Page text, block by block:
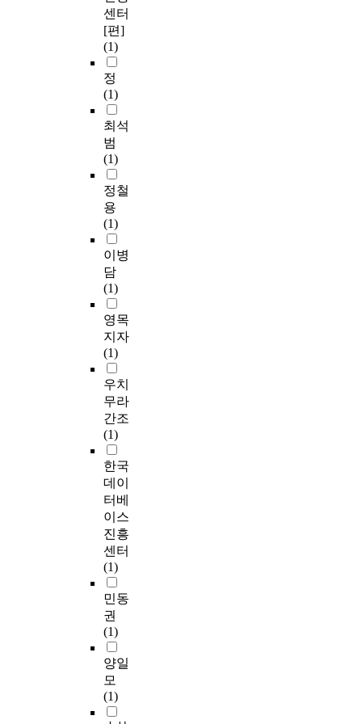
센터
[편]
(1)
정
(1)
최석
범
(1)
정철
용
(1)
이병
담
(1)
영목
지자
(1)
우치
무라
간조
(1)
한국
데이
터베
이스
진흥
센터
(1)
민동
권
(1)
양일
모
(1)